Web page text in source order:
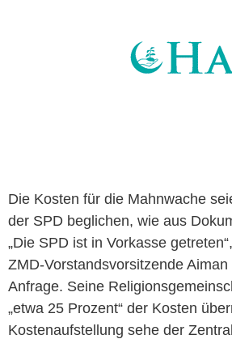
Die Kosten für die Mahnwache
der SPD beglichen, wie aus
„Die SPD ist in Vorkasse
ZMD-Vorstandsvorsitzende
Anfrage. Seine
„etwa 25 Prozent“ der Kosten
Kostenaufstellung sehe der